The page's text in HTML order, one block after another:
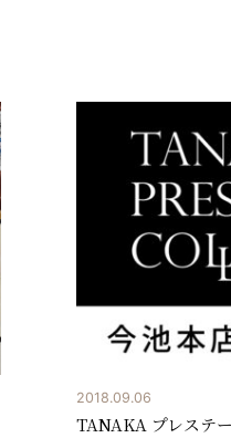
2018.09.06
TANAKA プレステ